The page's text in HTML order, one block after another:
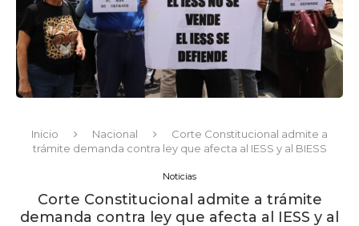
Inicio Nacional
Corte Constitucional admite a
trámite demanda contra ley que afecta al IESS y al BIESS
Noticias
Corte Constitucional admite a trámite
demanda contra ley que afecta al IESS y al